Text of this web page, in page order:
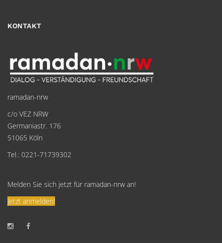
KONTAKT
ramadan-nrw
c/o VEZ NRW
Germaniastr. 176
51065 Köln
Tel.: 0221-71739302
Melden Sie sich jetzt für ramadan-nrw an!
Jetzt anmelden!